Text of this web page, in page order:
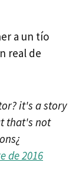
a un tío
real de
it's a story
that's not
de 2016